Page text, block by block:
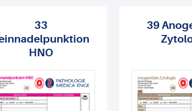
33
HNO
39